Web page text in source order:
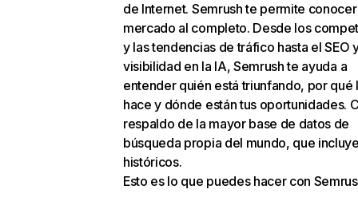
de Internet. Semrush te permite
mercado al completo. Desde los
y las tendencias de tráfico hasta el SEO
visibilidad en la IA, Semrush te ayuda a
entender quién está triunfando, por qué
hace y dónde están tus oportunidades.
respaldo de la mayor base de datos de
búsqueda propia del mundo, que
históricos.
Esto es lo que puedes hacer con